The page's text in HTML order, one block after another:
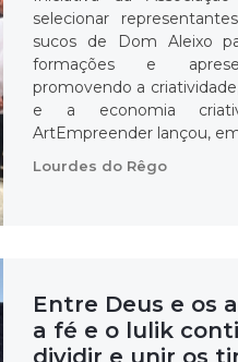
selecionar
sucos de Dom Aleixo
formações e
promovendo a
e a economia
ArtEmpreender lançou,
Lourdes do Rêgo
Entre Deus e os
a fé e o lulik
dividir e unir os